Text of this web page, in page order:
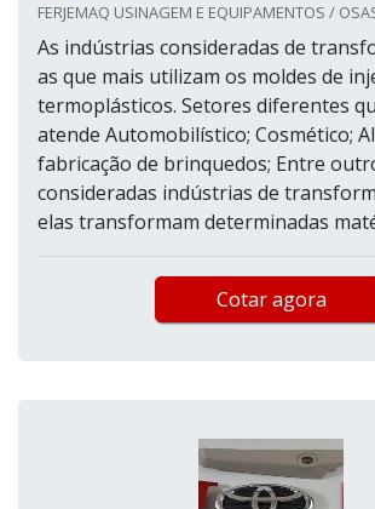
FERJEMAQ USINAGEM E EQUIPAMENTOS /
As indústrias consideradas de
as que mais utilizam os moldes de
termoplásticos. Setores diferentes
atende Automobilístico; Cosmético;
fabricação de brinquedos; Entre
consideradas indústrias de
elas transformam determinadas
Cotar agora